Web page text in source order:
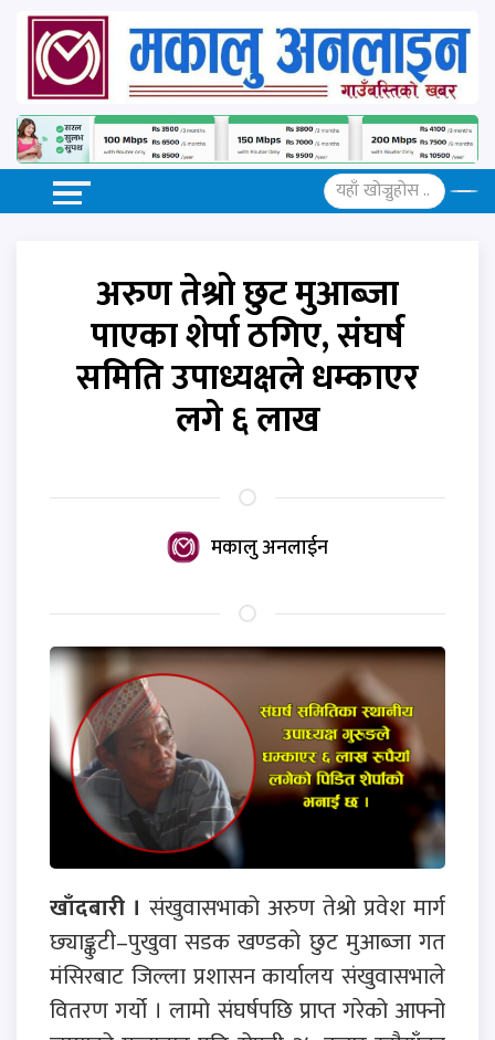
अरुण तेश्रो छुट मुआब्जा
पाएका शेर्पा ठगिए, संघर्ष
समिति उपाध्यक्षले धम्काएर
लगे ६ लाख
मकालु अनलाईन
खाँदबारी । संखुवासभाको अरुण तेश्रो प्रवेश मार्ग
छ्याङ्कुटी–पुखुवा सडक खण्डको छुट मुआब्जा गत
मंसिरबाट जिल्ला प्रशासन कार्यालय संखुवासभाले
वितरण गर्यो । लामो संघर्षपछि प्राप्त गरेको आफ्नो